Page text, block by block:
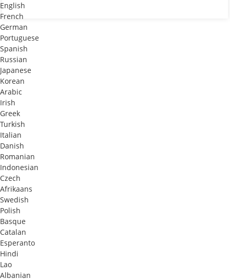
English
French
German
Portuguese
Spanish
Russian
Japanese
Korean
Arabic
Irish
Greek
Turkish
Italian
Danish
Romanian
Indonesian
Czech
Afrikaans
Swedish
Polish
Basque
Catalan
Esperanto
Hindi
Lao
Albanian